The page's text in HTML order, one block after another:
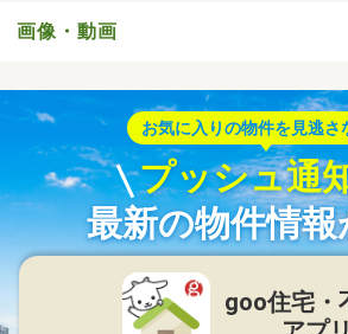
画像・動画
お気に入りの物件を見逃さ
プッシュ通
最新の物件情報
goo住宅・